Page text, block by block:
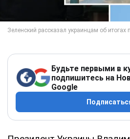
Будьте первыми в
подпишитесь на
Google